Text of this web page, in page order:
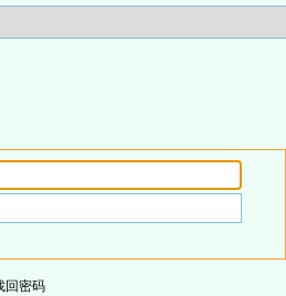
回密码